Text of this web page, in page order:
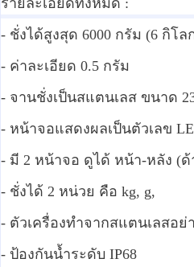
รายละเอียดทั้งหมด :
- ชั่งได้สูงสุด 6000 กรัม (6 กิโล
- ค่าละเอียด 0.5 กรัม
- จานชั่งเป็นสแตนเลส ขนาด
- หน้าจอแสดงผลเป็นตัวเลข
- มี 2 หน้าจอ ดูได้ หน้า-หลัง (
- ชั่งได้ 2 หน่วย คือ kg, g,
- ตัวเครื่องทำจากสแตนเลสอย่
- ป้องกันน้ำระดับ IP68